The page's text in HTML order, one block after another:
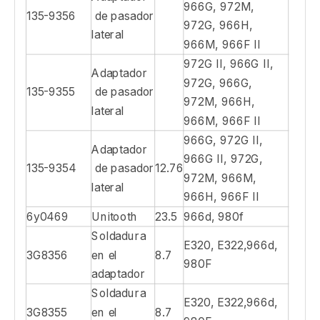
Tapa completa, 1/2 fondo
Tipo 5 - Adaptador de barra de dientes
Tipo 6 - Adaptador del cargador
Tapa completa, 3/4 Bottom
Tipo 7 - Adaptador de excavador
3/4 superior, fondo completo
Tipo 8-Adaptador Bolt-On
parte
Descripción
(kg)
Traje para la
máquina
135-9356
de pasador
lateral
972G II, 966G II,
966G, 972M,
972G, 966H,
966M, 966F II
Adaptador
de pasador
lateral
972G II, 966G II,
972G, 966G,
972M, 966H,